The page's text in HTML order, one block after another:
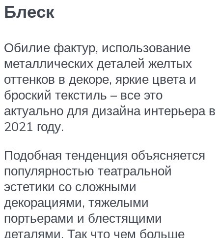
Блеск
Обилие фактур, использование
металлических деталей желтых
оттенков в декоре, яркие цвета и
броский текстиль – все это
актуально для дизайна интерьера в
2021 году.
Подобная тенденция объясняется
популярностью театральной
эстетики со сложными
декорациями, тяжелыми
портьерами и блестящими
деталями. Так что чем больше